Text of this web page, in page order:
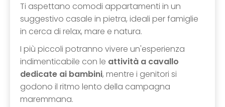
Ti aspettano comodi appartamenti in un
suggestivo casale in pietra, ideali per famiglie
in cerca di relax, mare e natura.
I più piccoli potranno vivere un'esperienza
indimenticabile con le attività a cavallo
dedicate ai bambini, mentre i genitori si
godono il ritmo lento della campagna
maremmana.